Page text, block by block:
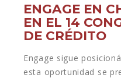
ENGAGE EN
EN EL 14
DE CRÉDITO
‪Engage sigue
esta oportunidad se